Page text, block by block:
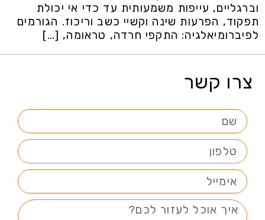
וברגליים, עייפות משמעותית עד כדי אי יכולת
תפקוד, הפרעות שינה וקשיי כשב וריכוז. הגורמים
לפיברומיאלגיה: התקפי חרדה, טראומה, […]
צרו קשר